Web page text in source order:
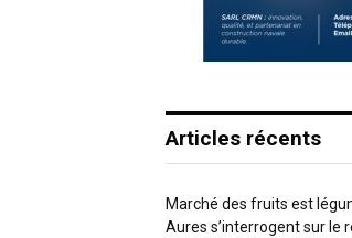
Articles récents
Marché des fruits est
Aures s’interrogent sur le